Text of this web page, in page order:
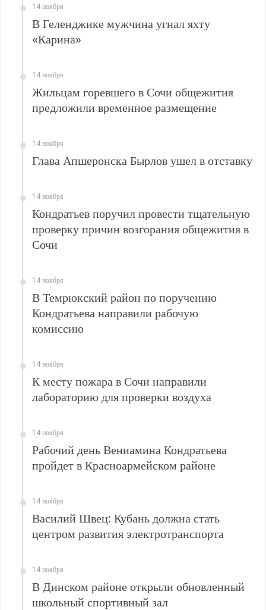
В Краснодарском крае с начала года капитально отремонтировали 209
Важные правила обращения в вашу страховую компанию
В городах и районах Кубани отметили День России
14 ноября
В Геленджике мужчина угнал яхту
«Карина»
14 ноября
Жильцам горевшего в Сочи общежития
предложили временное размещение
14 ноября
Глава Апшеронска Бырлов ушел в отставку
14 ноября
Кондратьев поручил провести тщательную
проверку причин возгорания общежития в
Сочи
14 ноября
В Темрюкский район по поручению
Кондратьева направили рабочую
комиссию
14 ноября
К месту пожара в Сочи направили
лабораторию для проверки воздуха
14 ноября
Рабочий день Вениамина Кондратьева
пройдет в Красноармейском районе
14 ноября
Василий Швец: Кубань должна стать
центром развития электротранспорта
14 ноября
В Динском районе открыли обновленный
школьный спортивный зал